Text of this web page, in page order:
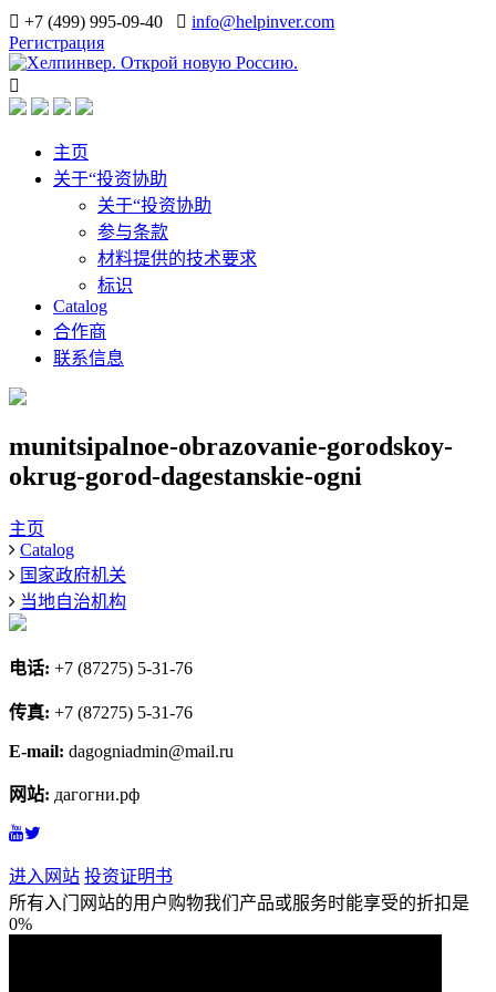
+7 (499) 995-09-40
info@helpinver.com
Регистрация
主页
关于“投资协助
关于“投资协助
参与条款
材料提供的技术要求
标识
Catalog
合作商
联系信息
munitsipalnoe-obrazovanie-gorodskoy-
okrug-gorod-dagestanskie-ogni
主页
Catalog
国家政府机关
当地自治机构
电话: +7 (87275) 5-31-76
传真: +7 (87275) 5-31-76
E-mail: dagogniadmin@mail.ru
网站: дагогни.рф
进入网站 投资证明书
所有入门网站的用户购物我们产品或服务时能享受的折扣是
0%